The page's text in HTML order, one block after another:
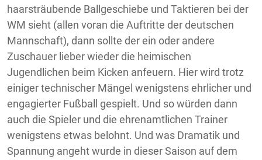
haarsträubende Ballgeschiebe und Taktieren bei der
WM sieht (allen voran die Auftritte der deutschen
Mannschaft), dann sollte der ein oder andere
Zuschauer lieber wieder die heimischen
Jugendlichen beim Kicken anfeuern. Hier wird trotz
einiger technischer Mängel wenigstens ehrlicher und
engagierter Fußball gespielt. Und so würden dann
auch die Spieler und die ehrenamtlichen Trainer
wenigstens etwas belohnt. Und was Dramatik und
Spannung angeht wurde in dieser Saison auf dem